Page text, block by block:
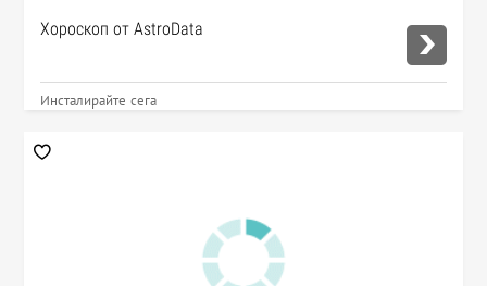
Хороскоп от AstroData
Инсталирайте сега